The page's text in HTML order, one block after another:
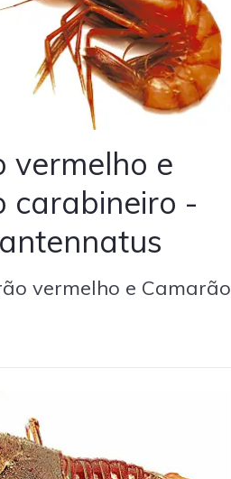
vermelho e
carabineiro -
vermelho e Camarão